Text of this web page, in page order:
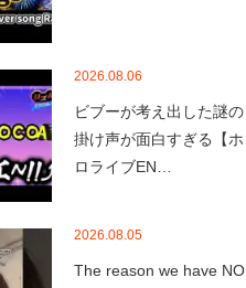
2026.08.06
ビブーが考え出した謎の
掛け声が面白すぎる【ホ
ロライブEN…
2026.08.05
The reason we have NO